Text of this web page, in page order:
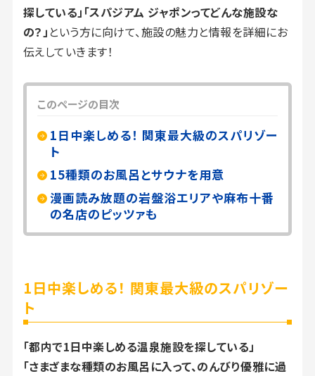
探している」「スパジアム ジャポンってどんな施設な
の？」 という方に向けて、施設の魅力と情報を詳細にお
伝えしていきます！
このページの目次
1日中楽しめる！ 関東最大級のスパリゾー
ト
15種類のお風呂とサウナを用意
漫画読み放題の岩盤浴エリアや麻布十番
の名店のピッツァも
1日中楽しめる！ 関東最大級のスパリゾー
ト
「都内で1日中楽しめる温泉施設を探している」
「さまざまな種類のお風呂に入って、のんびり優雅に過